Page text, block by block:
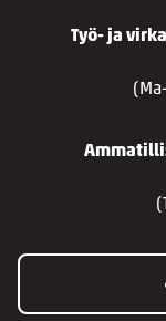
Työ- ja